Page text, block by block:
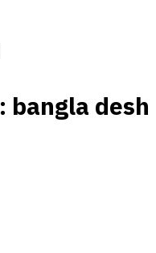
نتائج العلامات : bangla desh